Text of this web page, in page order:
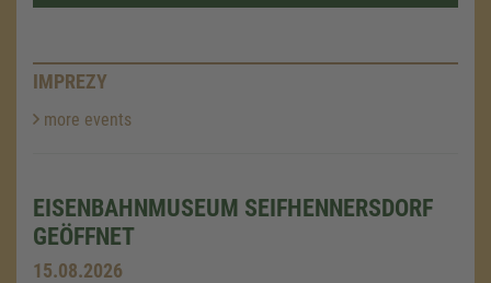
IMPREZY
more events
EISENBAHNMUSEUM SEIFHENNERSDORF
GEÖFFNET
15.08.2026